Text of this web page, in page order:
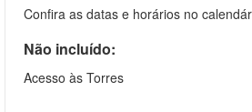
Confira as datas e horários no
Não incluído:
Acesso às Torres